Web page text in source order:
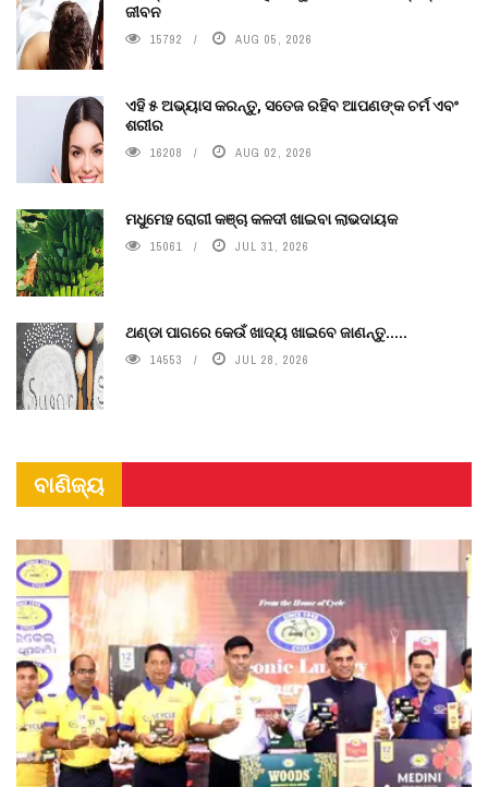
ଜୀବନ
15792 AUG 05, 2026
ଏହି ୫ ଅଭ୍ୟାସ କରନ୍ତୁ, ସତେଜ ରହିବ ଆପଣଙ୍କ ଚର୍ମ ଏବଂ
ଶରୀର
16208 AUG 02, 2026
ମଧୁମେହ ରୋଗୀ କଞ୍ଚା କଳଦୀ ଖାଇବା ଲାଭଦାୟକ
15061 JUL 31, 2026
ଥଣ୍ଡା ପାଗରେ କେଉଁ ଖାଦ୍ୟ ଖାଇବେ ଜାଣନ୍ତୁ.....
14553 JUL 28, 2026
ବାଣିଜ୍ୟ